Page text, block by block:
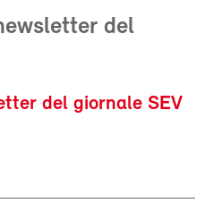
del
del giornale SEV